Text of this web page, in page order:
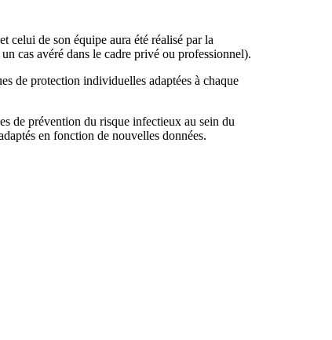
celui de son équipe aura été réalisé par la
cas avéré dans le cadre privé ou professionnel).
de protection individuelles adaptées à chaque
de prévention du risque infectieux au sein du
en fonction de nouvelles données.